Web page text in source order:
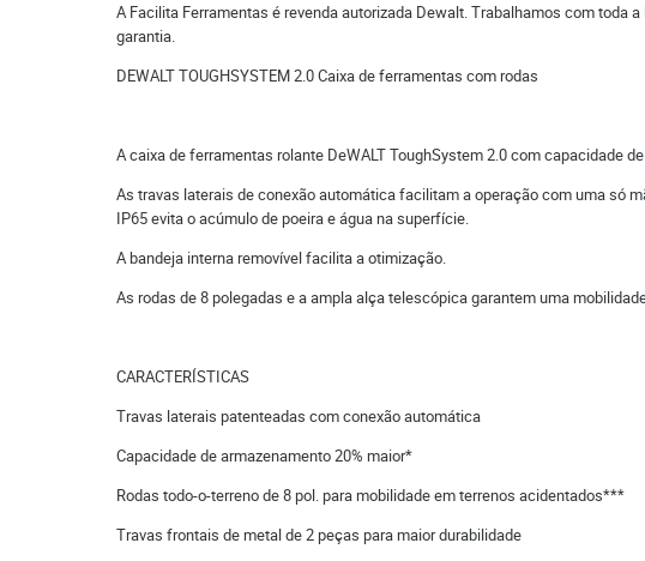
A Facilita Ferramentas é revenda autorizada Dewalt. Trabalhamos com toda
garantia.
DEWALT TOUGHSYSTEM 2.0 Caixa de ferramentas com rodas
A caixa de ferramentas rolante DeWALT ToughSystem 2.0 com capacidade
As travas laterais de conexão automática facilitam a operação com uma só
IP65 evita o acúmulo de poeira e água na superfície.
A bandeja interna removível facilita a otimização.
As rodas de 8 polegadas e a ampla alça telescópica garantem uma
CARACTERÍSTICAS
Travas laterais patenteadas com conexão automática
Capacidade de armazenamento 20% maior*
Rodas todo-o-terreno de 8 pol. para mobilidade em terrenos acidentados***
Travas frontais de metal de 2 peças para maior durabilidade